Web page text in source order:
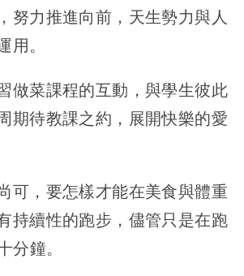
努力推進向前，天生勢力與人
用。
做菜課程的互動，與學生彼此
期待教課之約，展開快樂的愛
可，要怎樣才能在美食與體重
持續性的跑步，儘管只是在跑
分鐘。